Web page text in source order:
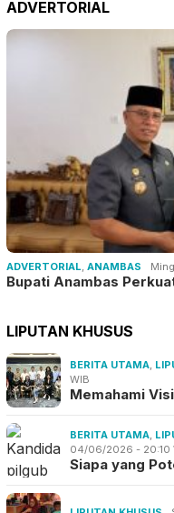
ADVERTORIAL
ADVERTORIAL, ANAMBAS
Bupati Anambas
LIPUTAN KHUSUS
BERITA UTAMA,
WIB
Memahami
BERITA UTAMA,
04/06/2026 - 20:10
Siapa yang